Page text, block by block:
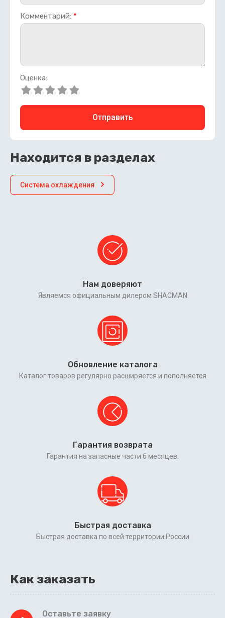
Комментарий: *
Оценка:
Отправить
Находится в разделах
Система охлаждения
Нам доверяют
Являемся официальным дилером SHACMAN
Обновление каталога
Каталог товаров регулярно расширяется и пополняется
Гарантия возврата
Гарантия на запасные части 6 месяцев.
Быстрая доставка
Быстрая доставка по всей территории России
Как заказать
Оставьте заявку